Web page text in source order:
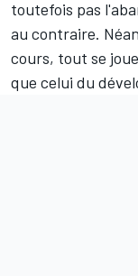
toutefois pas
au contraire.
cours, tout se
que celui du